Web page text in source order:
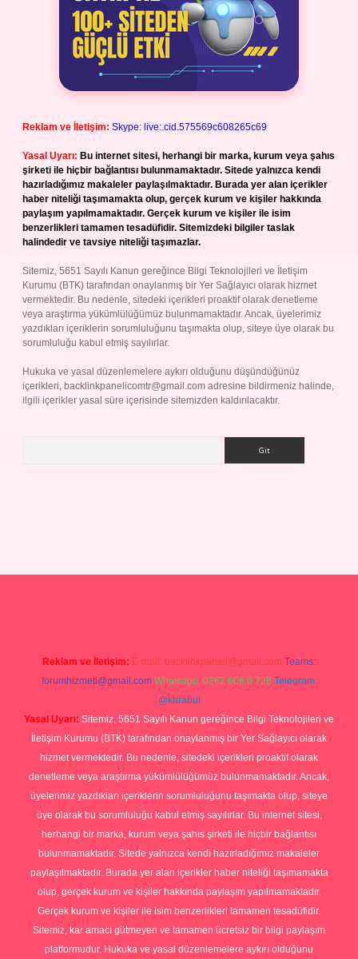
Reklam ve İletişim: Skype: live:.cid.575569c608265c69
Yasal Uyarı: Bu internet sitesi, herhangi bir marka, kurum veya şahıs
şirketi ile hiçbir bağlantısı bulunmamaktadır. Sitede yalnızca kendi
hazırladığımız makaleler paylaşılmaktadır. Burada yer alan içerikler
haber niteliği taşımamakta olup, gerçek kurum ve kişiler hakkında
paylaşım yapılmamaktadır. Gerçek kurum ve kişiler ile isim
benzerlikleri tamamen tesadüfidir. Sitemizdeki bilgiler taslak
halindedir ve tavsiye niteliği taşımazlar.
Sitemiz, 5651 Sayılı Kanun gereğince Bilgi Teknolojileri ve İletişim
Kurumu (BTK) tarafından onaylanmış bir Yer Sağlayıcı olarak hizmet
vermektedir. Bu nedenle, sitedeki içerikleri proaktif olarak denetleme
veya araştırma yükümlülüğümüz bulunmamaktadır. Ancak, üyelerimiz
yazdıkları içeriklerin sorumluluğunu taşımakta olup, siteye üye olarak bu
sorumluluğu kabul etmiş sayılırlar.
Hukuka ve yasal düzenlemelere aykırı olduğunu düşündüğünüz
içerikleri, backlinkpanelicomtr@gmail.com adresine bildirmeniz halinde,
ilgili içerikler yasal süre içerisinde sitemizden kaldırılacaktır.
Reklam ve İletişim: E-mail: backlinkpaneli@gmail.com Teams:
forumhizmeti@gmail.com Whatsapp: 0262 606 0 726 Telegram:
@karabul
Yasal Uyarı: Sitemiz, 5651 Sayılı Kanun gereğince Bilgi Teknolojileri ve
İletişim Kurumu (BTK) tarafından onaylanmış bir Yer Sağlayıcı olarak
hizmet vermektedir. Bu nedenle, sitedeki içerikleri proaktif olarak
denetleme veya araştırma yükümlülüğümüz bulunmamaktadır. Ancak,
üyelerimiz yazdıkları içeriklerin sorumluluğunu taşımakta olup, siteye
üye olarak bu sorumluluğu kabul etmiş sayılırlar. Bu internet sitesi,
herhangi bir marka, kurum veya şahıs şirketi ile hiçbir bağlantısı
bulunmamaktadır. Sitede yalnızca kendi hazırladığımız makaleler
paylaşılmaktadır. Burada yer alan içerikler haber niteliği taşımamakta
olup, gerçek kurum ve kişiler hakkında paylaşım yapılmamaktadır.
Gerçek kurum ve kişiler ile isim benzerlikleri tamamen tesadüfidir.
Sitemiz, kar amacı gütmeyen ve tamamen ücretsiz bir bilgi paylaşım
platformudur. Hukuka ve yasal düzenlemelere aykırı olduğunu